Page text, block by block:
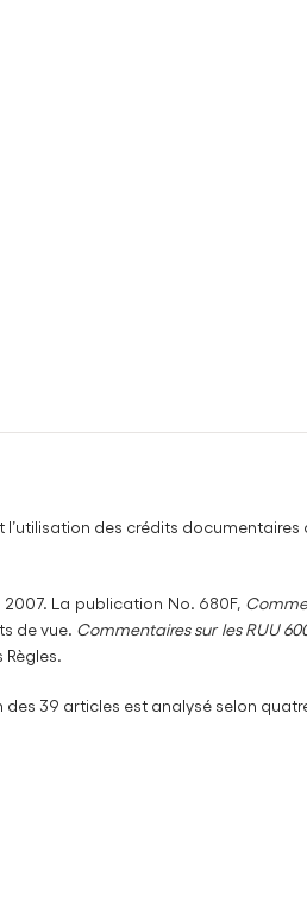
des crédits documentaires
2007. La publication No. 680F,
de vue. Commentaires sur les RUU
39 articles est analysé selon